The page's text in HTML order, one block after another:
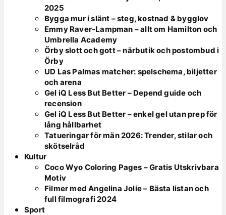
2025
Bygga mur i slänt – steg, kostnad & bygglov
Emmy Raver-Lampman – allt om Hamilton och
Umbrella Academy
Örby slott och gott – närbutik och postombud i
Örby
UD Las Palmas matcher: spelschema, biljetter
och arena
Gel iQ Less But Better – Depend guide och
recension
Gel iQ Less But Better – enkel gel utan prep för
lång hållbarhet
Tatueringar för män 2026: Trender, stilar och
skötselråd
Kultur
Coco Wyo Coloring Pages – Gratis Utskrivbara
Motiv
Filmer med Angelina Jolie – Bästa listan och
full filmografi 2024
Sport